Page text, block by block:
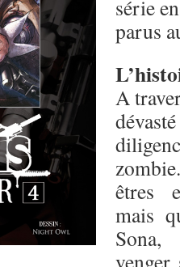
série
parus
A
êtres
mais
venger